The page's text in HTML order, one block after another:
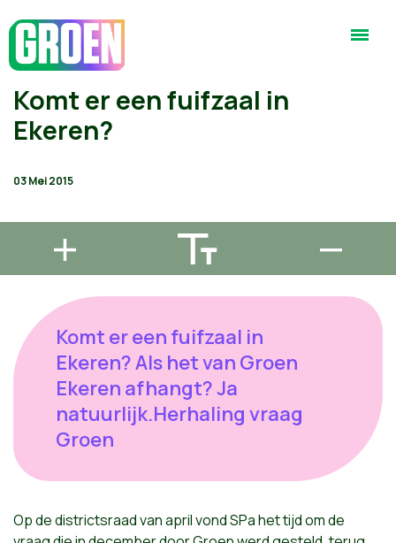
Komt er een fuifzaal in
Ekeren?
03 Mei 2015
Komt er een fuifzaal in
Ekeren? Als het van Groen
Ekeren afhangt? Ja
natuurlijk.Herhaling vraag
Groen
Op de districtsraad van april vond SPa het tijd om de